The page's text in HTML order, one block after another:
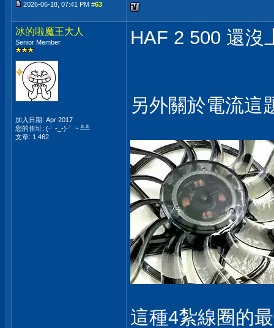
2026-06-18, 07:41 PM #63
冰的啦魔王大人
Senior Member
加入日期: Apr 2017
您的住址: (╯-_-)╯ ~ ╩╩
文章: 1,462
HAF 2 500 還沒
另外關於電流這
這種4紮線圈的